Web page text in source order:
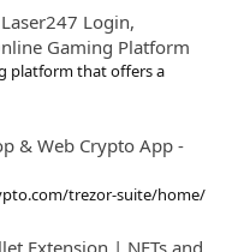
Login,
Gaming Platform
platform that offers a
& Web Crypto App -
trezor-suite/home/